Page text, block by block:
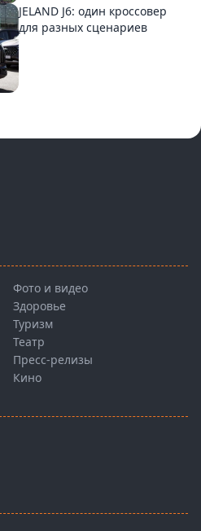
JELAND J6: один кроссовер
для разных сценариев
Фото и видео
Здоровье
Туризм
Театр
Пресс-релизы
Кино